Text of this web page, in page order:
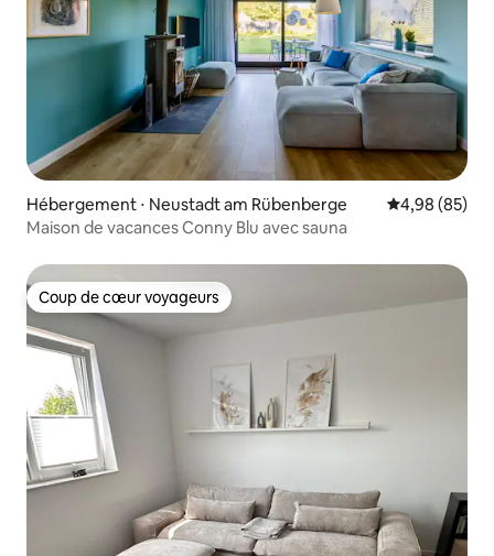
Hébergement ⋅ Neustadt am Rübenberge Évaluation
4,98 (85)
Maison de vacances Conny Blu avec sauna
Coup de cœur voyageurs
Coup de cœur voyageurs